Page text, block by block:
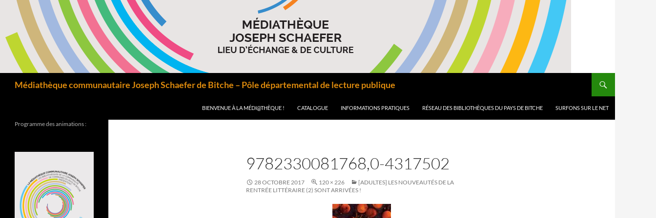
contenu
Médiathèque communautaire Joseph Schaefer de Bitche – Pôle départemental de lecture publique
BIENVENUE À LA MÉDI@THÈQUE ! CATALOGUE INFORMATIONS PRATIQUES RÉSEAU DES BIBLIOTHÈQUES DU PAYS DE BITCHE SURFONS SUR LE NET
9782330081768,0-4317502
28 OCTOBRE 2017 120 × 226
[ADULTES] LES NOUVEAUTÉS DE LA
RENTRÉE LITTÉRAIRE (2) SONT ARRIVÉES !
Programme des animations :